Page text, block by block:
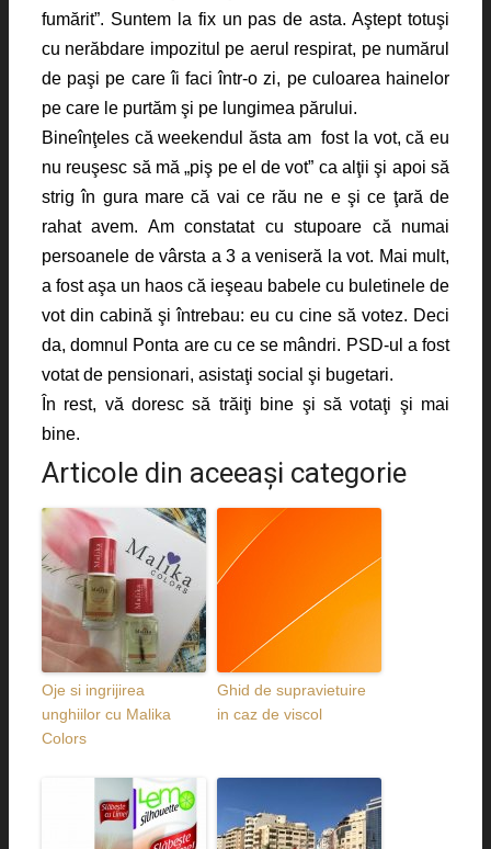
fumărit”. Suntem la fix un pas de asta. Aştept totuşi
cu nerăbdare impozitul pe aerul respirat, pe numărul
de paşi pe care îi faci într-o zi, pe culoarea hainelor
pe care le purtăm şi pe lungimea părului.
Bineînţeles că weekendul ăsta am fost la vot, că eu
nu reuşesc să mă „piş pe el de vot” ca alţii şi apoi să
strig în gura mare că vai ce rău ne e şi ce ţară de
rahat avem. Am constatat cu stupoare că numai
persoanele de vârsta a 3 a veniseră la vot. Mai mult,
a fost aşa un haos că ieşeau babele cu buletinele de
vot din cabină şi întrebau: eu cu cine să votez. Deci
da, domnul Ponta are cu ce se mândri. PSD-ul a fost
votat de pensionari, asistaţi social şi bugetari.
În rest, vă doresc să trăiţi bine şi să votaţi şi mai
bine.
Articole din aceeaşi categorie
Oje si ingrijirea
unghiilor cu Malika
Colors
Ghid de supravietuire
in caz de viscol